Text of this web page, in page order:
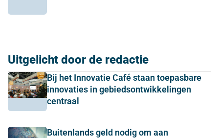
Uitgelicht door de redactie
Bij het Innovatie Café staan toepasbare
innovaties in gebiedsontwikkelingen
centraal
Buitenlands geld nodig om aan